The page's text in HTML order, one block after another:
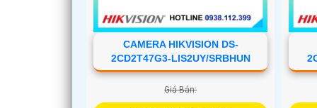
CAMERA HIKVISION DS-
2CD2T47G3-LIS2UY/SRBHUN
Giá Bán: